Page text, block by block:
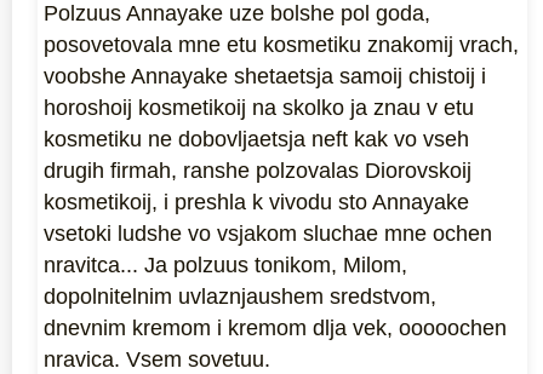
Polzuus Annayake uze bolshe pol goda,
posovetovala mne etu kosmetiku znakomij vrach,
voobshe Annayake shetaetsja samoij chistoij i
horoshoij kosmetikoij na skolko ja znau v etu
kosmetiku ne dobovljaetsja neft kak vo vseh
drugih firmah, ranshe polzovalas Diorovskoij
kosmetikoij, i preshla k vivodu sto Annayake
vsetoki ludshe vo vsjakom sluchae mne ochen
nravitca... Ja polzuus tonikom, Milom,
dopolnitelnim uvlaznjaushem sredstvom,
dnevnim kremom i kremom dlja vek, ooooochen
nravica. Vsem sovetuu.